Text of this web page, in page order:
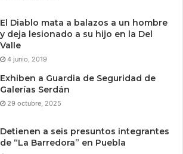
El Diablo mata a balazos a un hombre
y deja lesionado a su hijo en la Del
Valle
4 junio, 2019
Exhiben a Guardia de Seguridad de
Galerías Serdán
29 octubre, 2025
Detienen a seis presuntos integrantes
de “La Barredora” en Puebla